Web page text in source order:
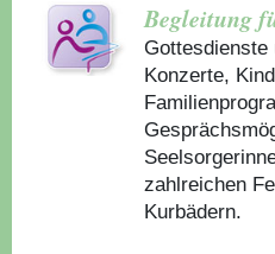
Begleitung
Gottesdienste
Konzerte,
zahlreichen
Kurbädern.